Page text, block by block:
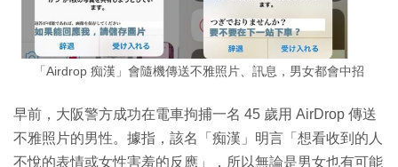
「Airdrop 痴漢」會隨機傳送不雅照片、訊息，男女都會中招
早前，大阪警方成功在電車拘捕一名 45 歲用 AirDrop 傳送
不雅照片的男性。據指，該名「痴漢」明言「想看收到的人
不悅的表情或女性害羞的反應」，所以無論是男女也有可能